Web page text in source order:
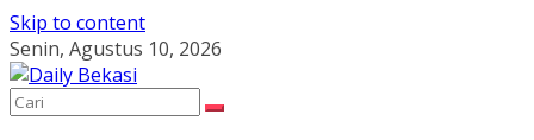
Skip to content
Senin, Agustus 10, 2026